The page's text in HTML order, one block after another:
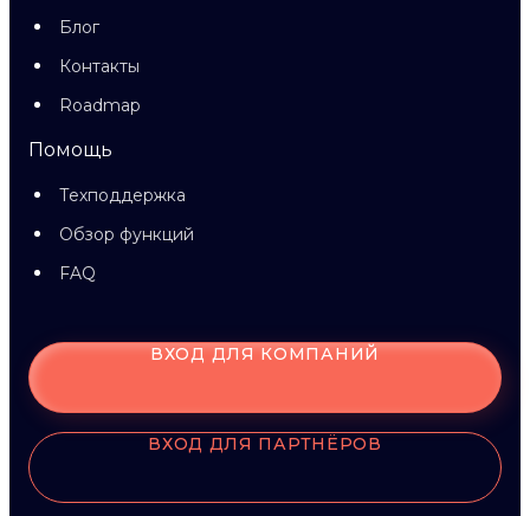
Блог
Контакты
Roadmap
Помощь
Техподдержка
Обзор функций
FAQ
ВХОД ДЛЯ КОМПАНИЙ
ВХОД ДЛЯ ПАРТНЁРОВ